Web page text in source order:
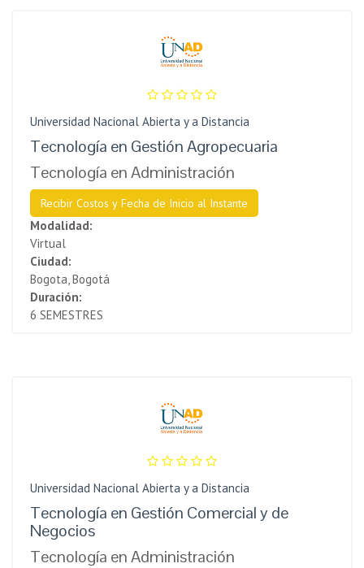
Universidad Nacional Abierta y a Distancia
Tecnología en Gestión Agropecuaria
Tecnología en Administración
Recibir Costos y Fecha de Inicio al Instante
Modalidad:
Virtual
Ciudad:
Bogota, Bogotá
Duración:
6 SEMESTRES
Universidad Nacional Abierta y a Distancia
Tecnología en Gestión Comercial y de
Negocios
Tecnología en Administración